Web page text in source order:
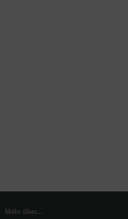
Mehr über...